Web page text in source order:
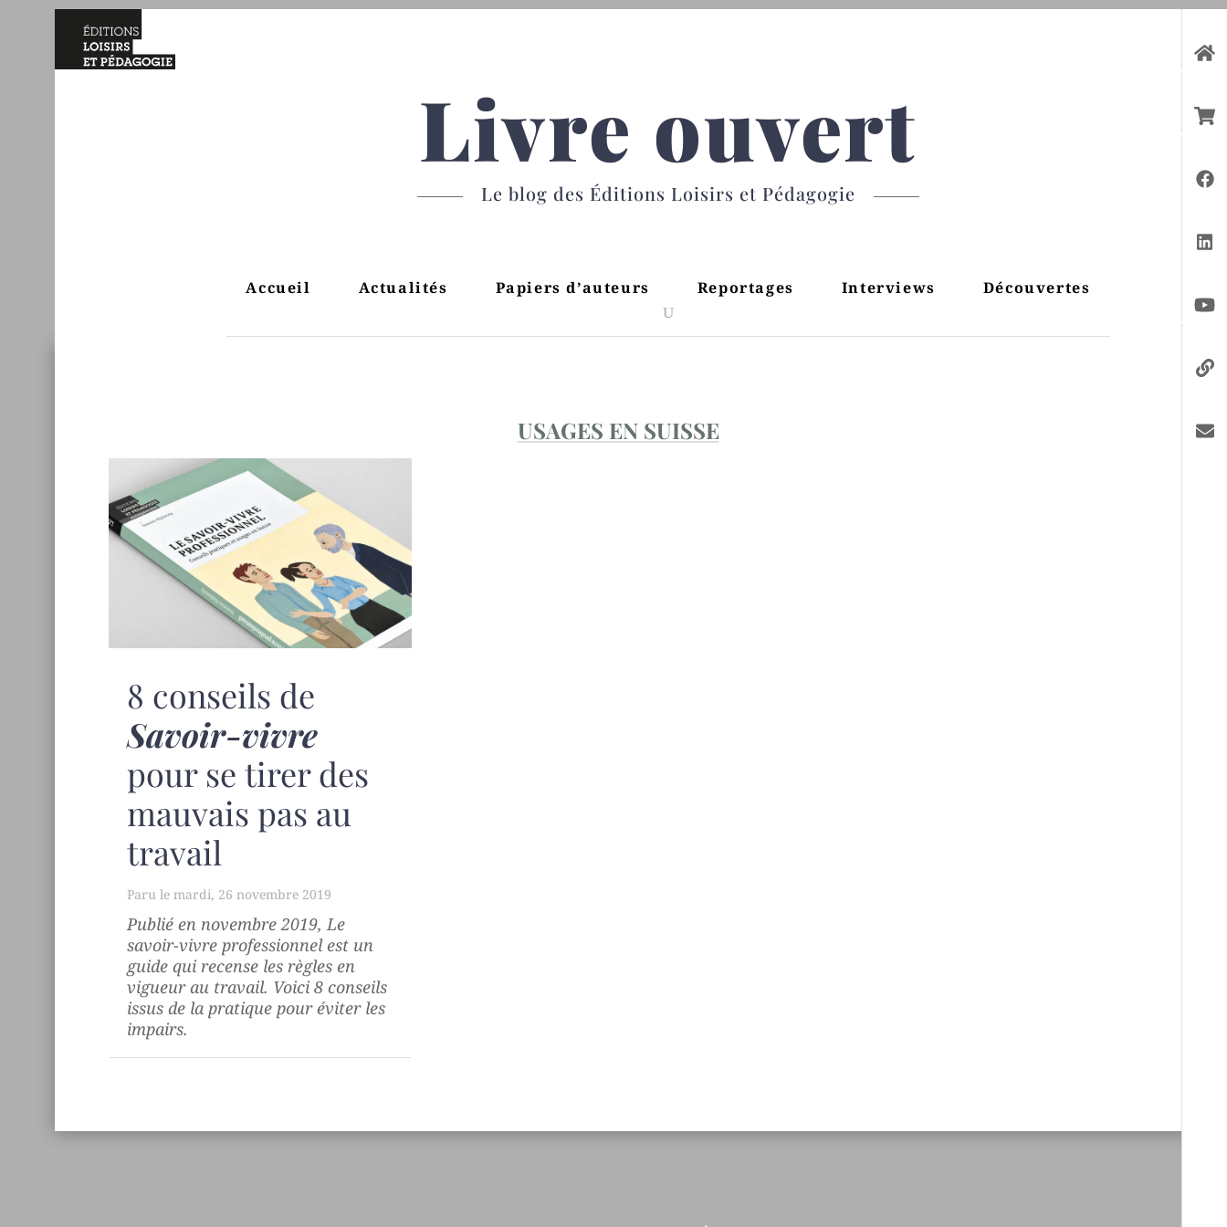
Livre ouvert
Le blog des Éditions Loisirs et Pédagogie
Accueil Actualités Papiers d’auteurs Reportages Interviews Découvertes
USAGES EN SUISSE
8 conseils de
Savoir-vivre
pour se tirer des
mauvais pas au
travail
mardi, 26 novembre 2019
Publié en novembre 2019,Le
savoir-vivre professionnelest un
guide qui recense les règles en
vigueur au travail. Voici 8 conseils
issus de la pratique pour éviter les
impairs.